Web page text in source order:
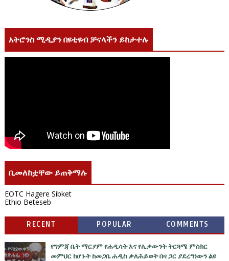
አትሮንስ ሚዲያን በዩቲዩብ ቻናላችን ይከታተሉ
ቢመለከቷቸው ይጠቅማሉ
EOTC Hagere Sibket
Ethio Beteseb
RECENT POPULAR COMMENTS
የግምጃ ቤት ማርያም የሐዲሳት እና የሊቃውንት ትርጓሜ ምስክር
መምህር ከሆኑት ከመጋቤ ሐዲስ ቃለሕይወት በዛ ጋር ያደረግነውን ልዩ